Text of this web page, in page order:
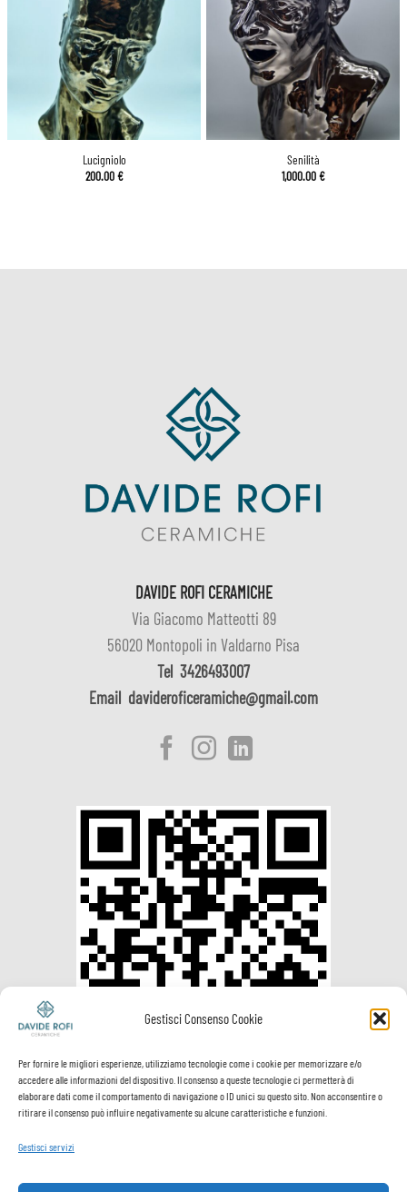
Gestisci Consenso Cookie
Per fornire le migliori esperienze, utilizziamo tecnologie come i cookie per memorizzare e/o
accedere alle informazioni del dispositivo. Il consenso a queste tecnologie ci permetterà di
elaborare dati come il comportamento di navigazione o ID unici su questo sito. Non acconsentire o
ritirare il consenso può influire negativamente su alcune caratteristiche e funzioni.
Gestisci servizi
Lucigniolo
200.00€
Senilità
1,000.00€
DAVIDE ROFI CERAMICHE
Via Giacomo Matteotti 89
56020 Montopoli in Valdarno Pisa
Tel 3426493007
Email davideroficeramiche@gmail.com
Visa PayPal MasterCardPostepay VeriSign Visa